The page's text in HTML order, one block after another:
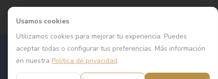
Todos los derechos reservados © Grandiora2026 | Web
desarrollada por
Usamos cookies
Utilizamos cookies para mejorar tu experiencia. Puedes
aceptar todas o configurar tus preferencias. Más información
en nuestra Política de privacidad.